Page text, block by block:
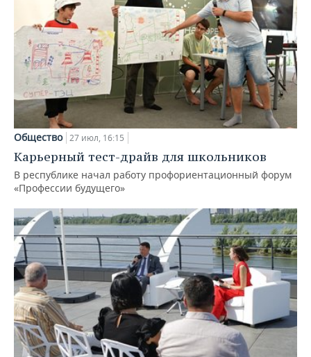
Общество 27 июл, 16:15
Карьерный тест-драйв для школьников
В республике начал работу профориентационный форум
«Профессии будущего»